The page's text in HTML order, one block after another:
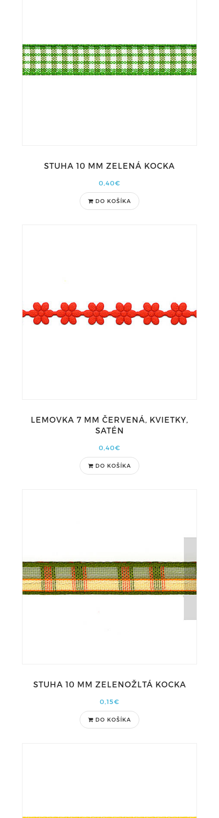
STUHA 10 MM ZELENÁ KOCKA
0,40€
DO KOŠÍKA
LEMOVKA 7 MM ČERVENÁ, KVIETKY,
SATÉN
0,40€
DO KOŠÍKA
STUHA 10 MM ZELENOŽLTÁ KOCKA
0,15€
DO KOŠÍKA